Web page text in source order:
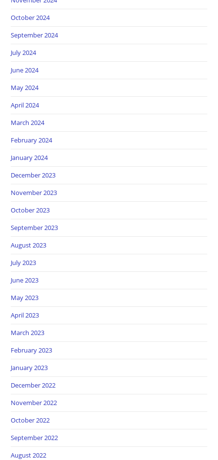
October 2024
September 2024
July 2024
June 2024
May 2024
April 2024
March 2024
February 2024
January 2024
December 2023
November 2023
October 2023
September 2023
August 2023
July 2023
June 2023
May 2023
April 2023
March 2023
February 2023
January 2023
December 2022
November 2022
October 2022
September 2022
August 2022